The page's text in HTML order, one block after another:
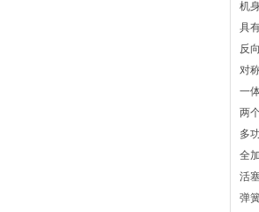
机
具
反
对
一
两
多
全
活
弹